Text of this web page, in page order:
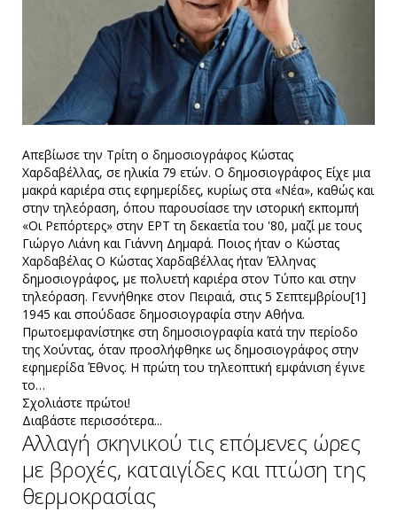
Απεβίωσε την Τρίτη ο δημοσιογράφος Κώστας
Χαρδαβέλλας, σε ηλικία 79 ετών. Ο δημοσιογράφος Είχε μια
μακρά καριέρα στις εφημερίδες, κυρίως στα «Νέα», καθώς και
στην τηλεόραση, όπου παρουσίασε την ιστορική εκπομπή
«Οι Ρεπόρτερς» στην ΕΡΤ τη δεκαετία του '80, μαζί με τους
Γιώργο Λιάνη και Γιάννη Δημαρά. Ποιος ήταν ο Κώστας
Χαρδαβέλας Ο Κώστας Χαρδαβέλλας ήταν Έλληνας
δημοσιογράφος, με πολυετή καριέρα στον Τύπο και στην
τηλεόραση. Γεννήθηκε στον Πειραιά, στις 5 Σεπτεμβρίου[1]
1945 και σπούδασε δημοσιογραφία στην Αθήνα.
Πρωτοεμφανίστηκε στη δημοσιογραφία κατά την περίοδο
της Χούντας, όταν προσλήφθηκε ως δημοσιογράφος στην
εφημερίδα Έθνος. Η πρώτη του τηλεοπτική εμφάνιση έγινε
το…
Σχολιάστε πρώτοι!
Διαβάστε περισσότερα...
Αλλαγή σκηνικού τις επόμενες ώρες
με βροχές, καταιγίδες και πτώση της
θερμοκρασίας